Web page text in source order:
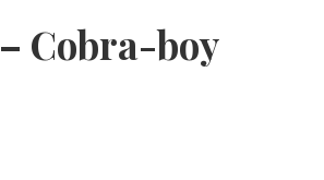
Cobra-boy